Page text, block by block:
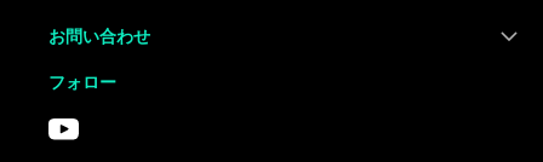
お問い合わせ
フォロー